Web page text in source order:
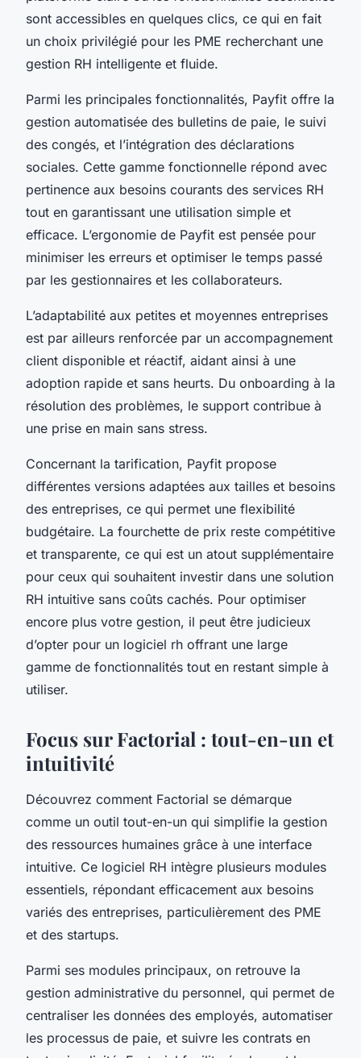
sont accessibles en quelques clics, ce qui en fait
un choix privilégié pour les PME recherchant une
gestion RH intelligente et fluide.
Parmi les principales fonctionnalités, Payfit offre la
gestion automatisée des bulletins de paie, le suivi
des congés, et l’intégration des déclarations
sociales. Cette gamme fonctionnelle répond avec
pertinence aux besoins courants des services RH
tout en garantissant une utilisation simple et
efficace. L’ergonomie de Payfit est pensée pour
minimiser les erreurs et optimiser le temps passé
par les gestionnaires et les collaborateurs.
L’adaptabilité aux petites et moyennes entreprises
est par ailleurs renforcée par un accompagnement
client disponible et réactif, aidant ainsi à une
adoption rapide et sans heurts. Du onboarding à la
résolution des problèmes, le support contribue à
une prise en main sans stress.
Concernant la tarification, Payfit propose
différentes versions adaptées aux tailles et besoins
des entreprises, ce qui permet une flexibilité
budgétaire. La fourchette de prix reste compétitive
et transparente, ce qui est un atout supplémentaire
pour ceux qui souhaitent investir dans une solution
RH intuitive sans coûts cachés. Pour optimiser
encore plus votre gestion, il peut être judicieux
d’opter pour un logiciel rh offrant une large
gamme de fonctionnalités tout en restant simple à
utiliser.
Focus sur Factorial : tout-en-un et
intuitivité
Découvrez comment Factorial se démarque
comme un outil tout-en-un qui simplifie la gestion
des ressources humaines grâce à une interface
intuitive. Ce logiciel RH intègre plusieurs modules
essentiels, répondant efficacement aux besoins
variés des entreprises, particulièrement des PME
et des startups.
Parmi ses modules principaux, on retrouve la
gestion administrative du personnel, qui permet de
centraliser les données des employés, automatiser
les processus de paie, et suivre les contrats en